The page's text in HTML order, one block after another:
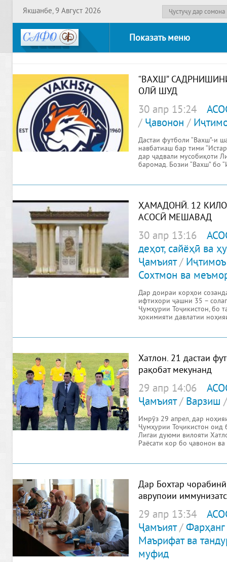
Якшанбе, 9 Август 2026
Показать меню
“ВАХШ”
ОЛӢ ШУД
30 апр 15:24
/ Ҷавонон /
Дастаи футболи “Вахш”-и
навбатиаш бар тими
дар ҷадвали мусобиқоти
баромад. Бозии “Вахш” бо
ҲАМАДОНӢ. 12
АСОСӢ МЕШАВАД
30 апр 13:16
деҳот, сайёҳӣ ва
Ҷамъият/ Иҷтимоъ
Сохтмон ва
Дар доираи корҳои
ифтихори ҷашни 35 –
Ҷумҳурии Тоҷикистон, бо
ҳокимияти давлатии
Хатлон. 21 дастаи
рақобат мекунанд
29 апр 14:06
Ҷамъият/ Варзиш
Имрӯз 29 апрел, дар
Ҷумҳурии Тоҷикистон оид
Лигаи дуюми вилояти
Раёсати кор бо ҷавонон
Дар Бохтар
аврупоии
29 апр 13:34
Ҷамъият/Фарҳанг
Маърифат ва
муфид